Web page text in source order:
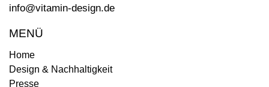
info@vitamin-design.de
MENÜ
Home
Design & Nachhaltigkeit
Presse